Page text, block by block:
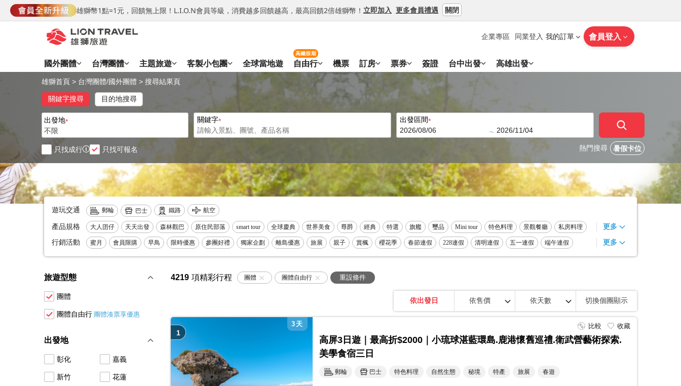
雄獅幣1點=1元，回饋無上限！L.I.O.N會員等級，消費越多回饋越高，最高回饋2倍雄獅幣！ 立即加入 更多會員禮遇 關閉
企業專區 同業登入 我的訂單 會員登入
國外團體 台灣團體 主題旅遊 客製小包團 全球當地遊 自由行
高鐵假期
機票 訂房 票券 簽證 台中出發 高雄出發
雄獅首頁 > 台灣團體/國外團體 > 搜尋結果頁
出發地
不限
關鍵字
出發區間
~
只找成行 只找可報名 熱門搜尋 暑假卡位
關鍵字搜尋 目的地搜尋
遊玩交通 郵輪 巴士 鐵路 航空
產品規格 大人囝仔 天天出發 森林觀巴 原住民部落 smart tour 全球慶典 世界美食 尊爵 經典 特選 旗艦 璽品 Mini tour 特色料理 景觀餐廳 私房料理
咖啡名店 甜點名店 品酒 名廚/摘星 料理課程 五星飯店 特色住宿 農場住宿 溫泉飯店 頂級住宿 建築 音樂 戲劇 舞蹈 美術 展演 攝影
走讀 世界遺產 節慶活動 博物館 觀光工廠 登山步道 親水 自然生態 秘境 極限冒險 馬拉松 自行車 奢華 無購物店 特產 包車
觀光巴士
更多
行銷活動
蜜月 會員限購 早鳥 限時優惠 參團好禮 獨家企劃 離島優惠 旅展 親子 賞楓 櫻花季 春節連假 228連假 清明連假 五一連假 端午連假
中秋連假 雙十連假 跨年連假 暑假 寒假 花季 採果 聖誕市集 湊票享優惠 一口價優惠 春遊 搶購
更多
旅遊型態
團體
團體自由行 團體湊票享優惠
出發地
彰化 嘉義
新竹 花蓮
4219 項精彩行程 團體 團體自由行 重設條件
依出發日 依售價 依天數 切換個團顯示
1
3 天 比較 收藏
高屏3日遊｜最高折$2000｜小琉球湛藍環島.鹿港懷舊巡禮.衛武營藝術探索.
美學食宿三日
郵輪 巴士 特色料理 自然生態 秘境 特產 旅展 春遊